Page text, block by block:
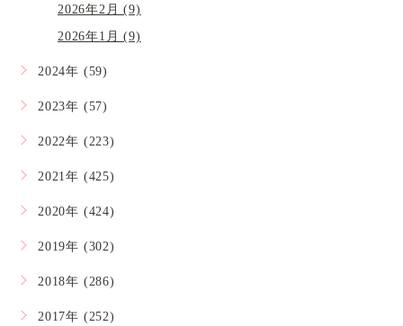
2026年2月 (9)
2026年1月 (9)
2024年 (59)
2023年 (57)
2022年 (223)
2021年 (425)
2020年 (424)
2019年 (302)
2018年 (286)
2017年 (252)